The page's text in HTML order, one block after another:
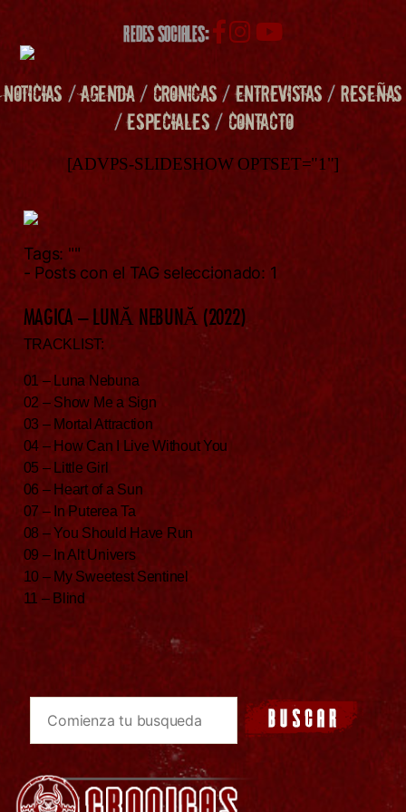
REDES SOCIALES:
NOTICIAS /AGENDA/ CRONICAS/ENTREVISTAS/RESEÑAS
/ESPECIALES/ CONTACTO
[ADVPS-SLIDESHOW OPTSET="1"]
Tags: ""
- Posts con el TAG seleccionado: 1
MAGICA – LUNĂ NEBUNĂ (2022)
TRACKLIST:
01 – Luna Nebuna
02 – Show Me a Sign
03 – Mortal Attraction
04 – How Can I Live Without You
05 – Little Girl
06 – Heart of a Sun
07 – In Puterea Ta
08 – You Should Have Run
09 – In Alt Univers
10 – My Sweetest Sentinel
11 – Blind